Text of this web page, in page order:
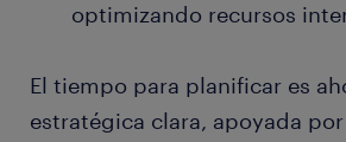
optimizando recursos
El tiempo para planificar es
estratégica clara, apoyada